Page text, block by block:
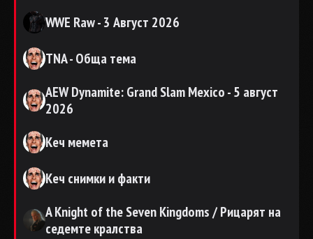
WWE Raw - 3 Август 2026
TNA - Обща тема
AEW Dynamite: Grand Slam Mexico - 5 август
2026
Кеч мемета
Кеч снимки и факти
A Knight of the Seven Kingdoms / Рицарят на
седемте кралства